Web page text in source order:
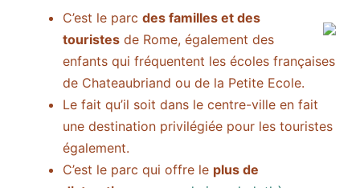
C’est le parc des familles et des
touristes de Rome, également des
enfants qui fréquentent les écoles françaises
de Chateaubriand ou de la Petite Ecole.
Le fait qu’il soit dans le centre-ville en fait
une destination privilégiée pour les touristes
également.
C’est le parc qui offre le plus de